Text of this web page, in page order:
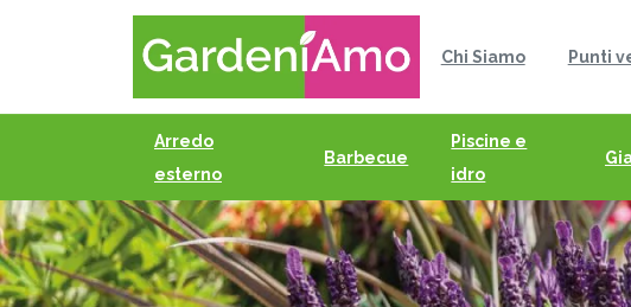
Chi Siamo Punti
Arredo
esterno
Barbecue
Piscine e
idro